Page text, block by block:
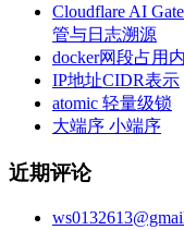
Cloudflare AI
管与日志溯源
docker网段占用
IP地址CIDR表示
atomic 轻量级锁
大端序 小端序
近期评论